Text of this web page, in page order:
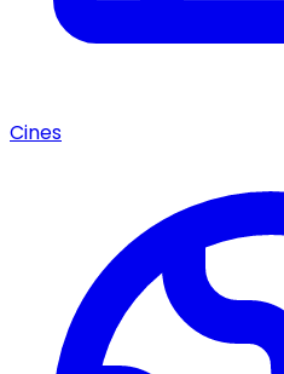
Cines